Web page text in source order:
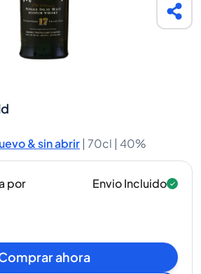
& sin abrir | 70cl | 40%
por Envio Incluido
ahora